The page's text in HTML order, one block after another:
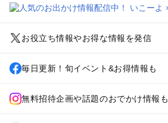
お役立ち情報やお得な情報を発信
毎日更新！旬イベント&お得情報も
無料招待企画や話題のおでかけ情報も